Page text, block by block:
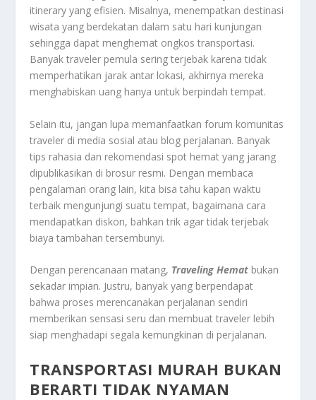
itinerary yang efisien. Misalnya, menempatkan destinasi
wisata yang berdekatan dalam satu hari kunjungan
sehingga dapat menghemat ongkos transportasi.
Banyak traveler pemula sering terjebak karena tidak
memperhatikan jarak antar lokasi, akhirnya mereka
menghabiskan uang hanya untuk berpindah tempat.
Selain itu, jangan lupa memanfaatkan forum komunitas
traveler di media sosial atau blog perjalanan. Banyak
tips rahasia dan rekomendasi spot hemat yang jarang
dipublikasikan di brosur resmi. Dengan membaca
pengalaman orang lain, kita bisa tahu kapan waktu
terbaik mengunjungi suatu tempat, bagaimana cara
mendapatkan diskon, bahkan trik agar tidak terjebak
biaya tambahan tersembunyi.
Dengan perencanaan matang, Traveling Hemat bukan
sekadar impian. Justru, banyak yang berpendapat
bahwa proses merencanakan perjalanan sendiri
memberikan sensasi seru dan membuat traveler lebih
siap menghadapi segala kemungkinan di perjalanan.
TRANSPORTASI MURAH BUKAN
BERARTI TIDAK NYAMAN